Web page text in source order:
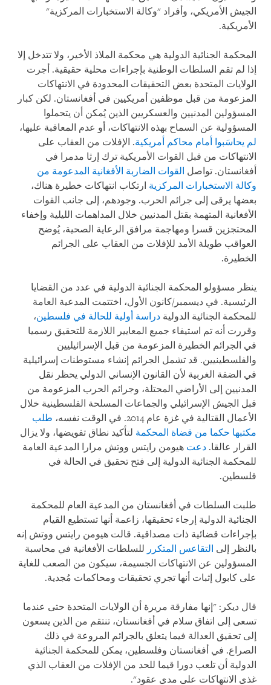
الجيش الأمريكي، وأفراد "وكالة الاستخبارات المركزية"
الأمريكية.
المحكمة الجنائية الدولية هي محكمة الملاذ الأخير، ولا تتدخل إلا
إذا لم تقم السلطات الوطنية بإجراءات محلية حقيقية. أجرت
الولايات المتحدة بعض التحقيقات المحدودة في الانتهاكات
المزعومة من قبل موظفين أمريكيين في أفغانستان. لكن كبار
المسؤولين المدنيين والعسكريين الذين يُمكن أن يتحملوا
المسؤولية عن السماح بهذه الانتهاكات، أو عدم المعاقبة عليها،
لم يحاسَبوا أمام محاكم أمريكية. الإفلات من العقاب على
الانتهاكات من قبل القوات الأمريكية ترك إرثا مدمرا في
أفغانستان. تواصل القوات الضاربة الأفغانية المدعومة من
وكالة الاستخبارات المركزية ارتكاب انتهاكات خطيرة هناك،
بعضها يرقى إلى جرائم الحرب. وجودهم، إلى جانب القوات
الأفغانية المتهمة بقتل المدنيين خلال المداهمات الليلية وإخفاء
المحتجزين قسرا ومهاجمة مرافق الرعاية الصحية، يُوضح
العواقب طويلة الأمد للإفلات من العقاب على الجرائم
الخطيرة.
ينظر مسؤولو المحكمة الجنائية الدولية في عدد من القضايا
الرئيسية. في ديسمبر/كانون الأول، اختتمت المدعية العامة
للمحكمة الجنائية الدولية دراسة أولية للحالة في فلسطين،
وقررت أنه تم استيفاء جميع المعايير اللازمة للتحقيق رسميا
في الجرائم الخطيرة المزعومة من قبل الإسرائيليين
والفلسطينيين. قد تشمل الجرائم إنشاء مستوطنات إسرائيلية
في الضفة الغربية لأن القانون الإنساني الدولي يحظر نقل
المدنيين إلى الأراضي المحتلة، وجرائم الحرب المزعومة من
قبل الجيش الإسرائيلي والجماعات المسلحة الفلسطينية خلال
الأعمال القتالية في غزة عام 2014. في الوقت نفسه،
طلب
مكتبها حكما من قضاة المحكمة لتأكيد نطاق تفويضها، ولا يزال
القرار عالقا. دعت هيومن رايتس ووتش مرارا المدعية العامة
للمحكمة الجنائية الدولية إلى فتح تحقيق في الحالة في
فلسطين.
طلبت السلطات في أفغانستان من المدعية العام للمحكمة
الجنائية الدولية إرجاء تحقيقها، زاعمة أنها تستطيع القيام
بإجراءات قضائية ذات مصداقية. قالت هيومن رايتس ووتش إنه
بالنظر إلى التقاعس المتكرر للسلطات الأفغانية في محاسبة
المسؤولين عن الانتهاكات الجسيمة، سيكون من الصعب للغاية
على كابول إثبات أنها تجري تحقيقات ومحاكمات مُجدية.
قال ديكر: "إنها مفارقة مريرة أن الولايات المتحدة حتى عندما
تسعى إلى اتفاق سلام في أفغانستان، تنتقم من الذين يسعون
إلى تحقيق العدالة فيما يتعلق بالجرائم المروعة في ذلك
الصراع. في أفغانستان وفلسطين، يمكن للمحكمة الجنائية
الدولية أن تلعب دورا قيما للحد من الإفلات من العقاب الذي
غذى الانتهاكات على مدى عقود".